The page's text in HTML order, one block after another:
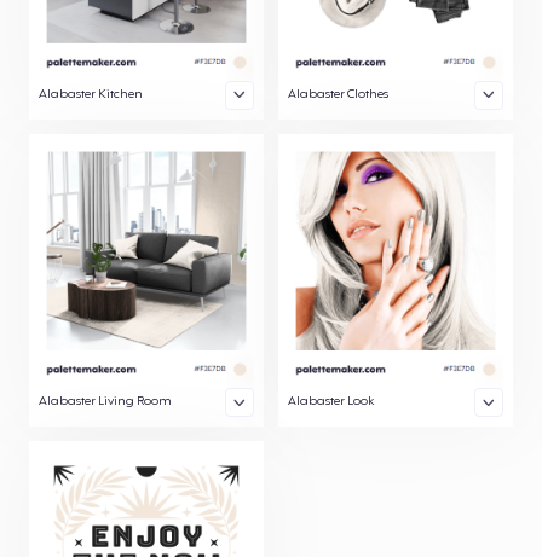
Alabaster Kitchen Alabaster Clothes
Alabaster Living Room Alabaster Look